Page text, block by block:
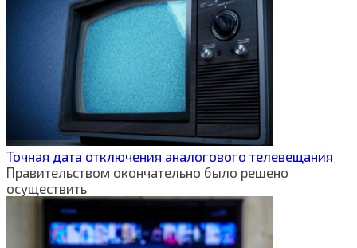
Точная дата отключения аналогового телевещания
Правительством окончательно было решено
осуществить